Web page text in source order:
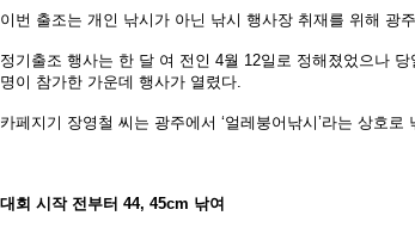
이번 출조는 개인 낚시가 아닌 낚시 행사장 취재를 위해 광
정기출조 행사는 한 달 여 전인 4월 12일로 정해졌었으나
명이 참가한 가운데 행사가 열렸다.
카페지기 장영철 씨는 광주에서 ‘얼레붕어낚시’라는 상호로
대회 시작 전부터 44, 45cm 낚여